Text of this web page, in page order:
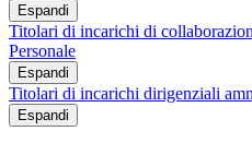
Espandi
Titolari di incarichi di
Personale
Espandi
Titolari di incarichi dirigenziali
Espandi